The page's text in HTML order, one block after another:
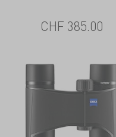
CHF 385.00